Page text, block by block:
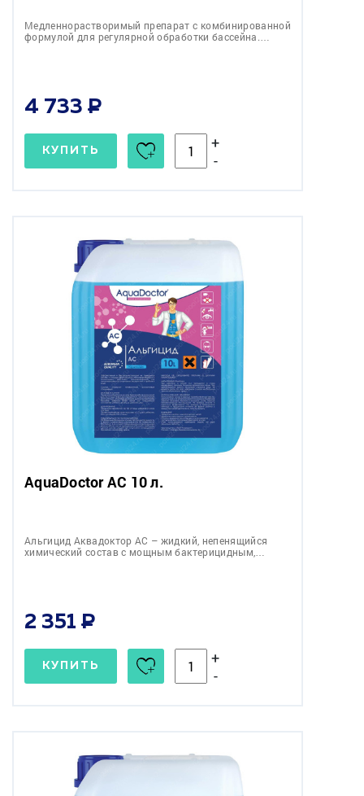
Медленнорастворимый препарат c комбинированной
формулой для регулярной обработки бассейна.…
4 733
КУПИТЬ
+
-
AquaDoctor AC 10 л.
Альгицид Аквадоктор АС – жидкий, непенящийся
химический состав с мощным бактерицидным,…
2 351
КУПИТЬ
+
-